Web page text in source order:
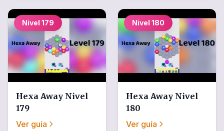
Nivel 179
Hexa Away Nivel
179
Ver guía
Nivel 180
Hexa Away Nivel
180
Ver guía